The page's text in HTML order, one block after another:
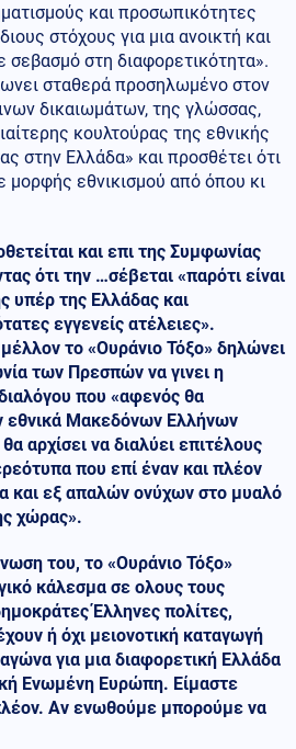
και προσωπικότητες
στόχους για μια ανοικτή και
σεβασμό στη διαφορετικότητα».
σταθερά προσηλωμένο στον
δικαιωμάτων, της γλώσσας,
κουλτούρας της εθνικής
στην Ελλάδα» και προσθέτει ότι
μορφής εθνικισμού από όπου κι
και επι της Συμφωνίας
ότι την …σέβεται «παρότι είναι
υπέρ της Ελλάδας και
εγγενείς ατέλειες».
το «Ουράνιο Τόξο» δηλώνει
των Πρεσπών να γινει η
που «αφενός θα
εθνικά Μακεδόνων Ελλήνων
αρχίσει να διαλύει επιτέλους
που επί έναν και πλέον
και εξ απαλών ονύχων στο μυαλό
χώρας».
του, το «Ουράνιο Τόξο»
κάλεσμα σε ολους τους
Έλληνες πολίτες,
ή όχι μειονοτική καταγωγή
για μια διαφορετική Ελλάδα
Ενωμένη Ευρώπη. Είμαστε
Αν ενωθούμε μπορούμε να